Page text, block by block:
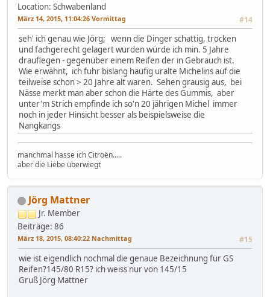
Location: Schwabenland
März 14, 2015, 11:04:26 Vormittag #14
seh' ich genau wie Jörg; wenn die Dinger schattig, trocken
und fachgerecht gelagert wurden würde ich min. 5 Jahre
drauflegen - gegenüber einem Reifen der in Gebrauch ist.
Wie erwähnt, ich fuhr bislang häufig uralte Michelins auf die
teilweise schon > 20 Jahre alt waren. Sehen grausig aus, bei
Nässe merkt man aber schon die Härte des Gummis, aber
unter'm Strich empfinde ich so'n 20 jährigen Michel immer
noch in jeder Hinsicht besser als beispielsweise die
Nangkangs
manchmal hasse ich Citroën.....
aber die Liebe überwiegt
Jörg Mattner
Jr. Member
Beiträge: 86
März 18, 2015, 08:40:22 Nachmittag #15
wie ist eigendlich nochmal die genaue Bezeichnung für GS
Reifen?145/80 R15? ich weiss nur von 145/15
Gruß Jörg Mattner